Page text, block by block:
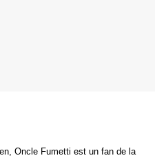
Oncle Fumetti est un fan de la